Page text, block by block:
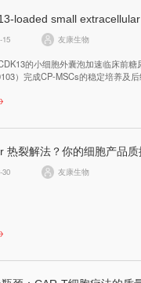
15 友康生物
的小细胞外囊泡加速临床前
）完成CP-MSCs的稳定培养及
热裂解法？你的细胞产品质
30 友康生物